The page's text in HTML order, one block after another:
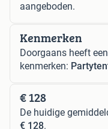
aangeboden.
Kenmerken
Doorgaans heeft een
kenmerken:
€ 128
De huidige
€ 128.